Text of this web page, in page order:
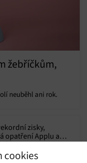
cookies
žebříčkům,
neuběhl ani rok.
zisky,
opatření Applu a
na něj budou mít